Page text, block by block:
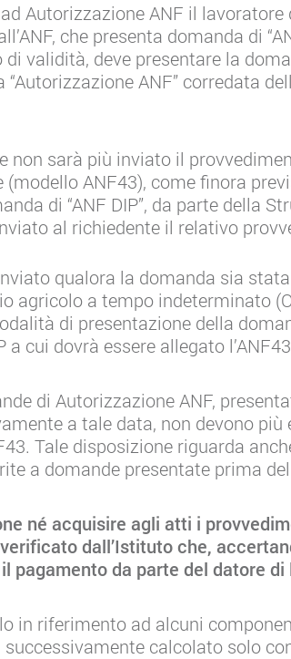
Autorizzazione ANF il lavoratore
che presenta domanda di
validità, deve presentare la
ANF” corredata
non sarà più inviato il
ANF43), come finora
di “ANF DIP”, da parte della
al richiedente il relativo
qualora la domanda sia
agricolo a tempo indeterminato
di presentazione della
cui dovrà essere allegato
di Autorizzazione ANF,
a tale data, non devono più
Tale disposizione riguarda
a domande presentate prima
né acquisire agli atti i
dall’Istituto che,
pagamento da parte del datore di
in riferimento ad alcuni
calcolato solo